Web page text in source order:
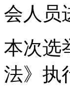
会人员
本次选
法》执